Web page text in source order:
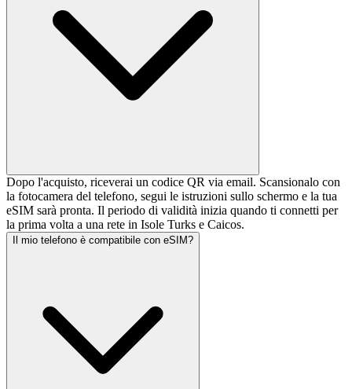
Dopo l'acquisto, riceverai un codice QR via email. Scansionalo con
la fotocamera del telefono, segui le istruzioni sullo schermo e la tua
eSIM sarà pronta. Il periodo di validità inizia quando ti connetti per
la prima volta a una rete in Isole Turks e Caicos.
Il mio telefono è compatibile con eSIM?